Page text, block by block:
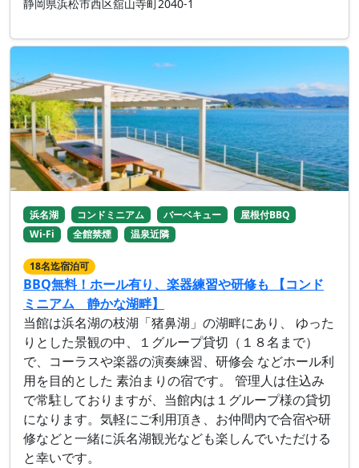
静岡県浜松市西区舘山寺町2040-1
浜名湖 コンドミニアム バーベキュー
屋根付BBQ
Wi-Fi
全館禁煙 温泉近隣
18名迄宿泊可
BBQ無料！ホール有り、楽器練習や研修も 【コンド
ミニアム 静かな湖畔】
当館は浜名湖の枝湖「猪鼻湖」の湖畔にあり、 ゆった
りとした景観の中、１グループ貸切（１８名まで）
で、コーラスや楽器の演奏練習、研修会 などホール利
用を目的とした 素泊まりの宿です。 管理人は住込み
で常駐しておりますが、当館内は１グループ様の貸切
になります。気軽にご利用頂き、お仲間内で合宿や研
修などと一緒に浜名湖観光なども楽しんでいただける
と幸いです。